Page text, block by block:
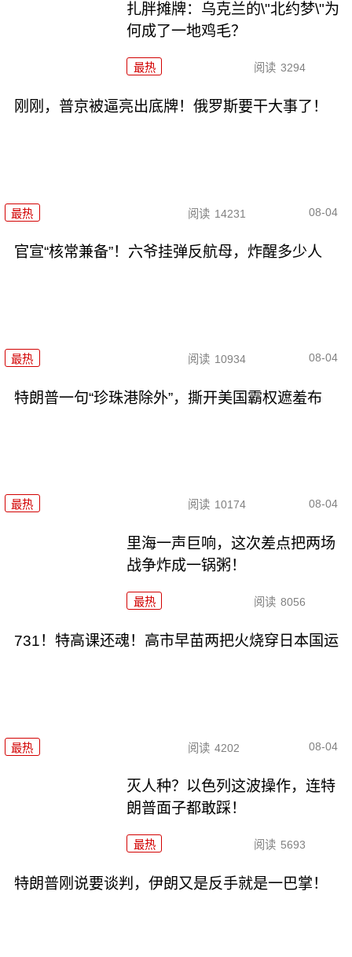
扎胖摊牌：乌克兰的\"北约梦\"为
何成了一地鸡毛？
最热 阅读 3294
刚刚，普京被逼亮出底牌！俄罗斯要干大事了！
最热 阅读 14231 08-04
官宣“核常兼备”！六爷挂弹反航母，炸醒多少人
最热 阅读 10934 08-04
特朗普一句“珍珠港除外”，撕开美国霸权遮羞布
最热 阅读 10174 08-04
里海一声巨响，这次差点把两场
战争炸成一锅粥！
最热 阅读 8056
731！特高课还魂！高市早苗两把火烧穿日本国运
最热 阅读 4202 08-04
灭人种？以色列这波操作，连特
朗普面子都敢踩！
最热 阅读 5693
特朗普刚说要谈判，伊朗又是反手就是一巴掌！